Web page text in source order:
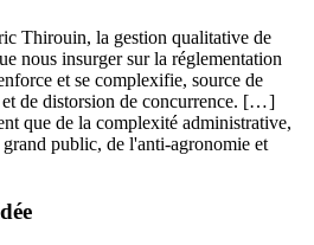
Thirouin, la gestion qualitative de
nous insurger sur la réglementation
et se complexifie, source de
de distorsion de concurrence. [… ]
que de la complexité administrative,
public, de l'anti-agronomie et